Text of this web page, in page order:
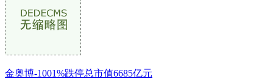
金奥博-1001%跌停总市值6685亿元